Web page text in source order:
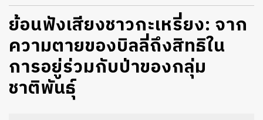
ย้อนฟังเสียงชาวกะเหรี่ยง: จาก
ความตายของบิลลี่ถึงสิทธิใน
การอยู่ร่วมกับป่าของกลุ่ม
ชาติพันธุ์